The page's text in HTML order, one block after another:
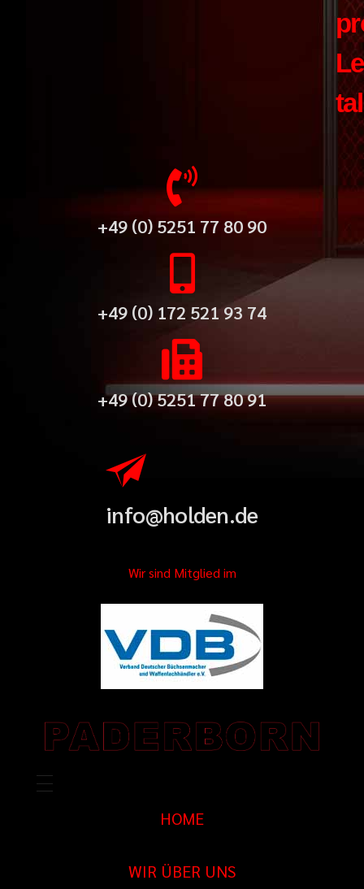
+49 (0) 5251 77 80 90
+49 (0) 172 521 93 74
+49 (0) 5251 77 80 91
info@holden.de
Wir sind Mitglied im
HOME
WIR ÜBER UNS